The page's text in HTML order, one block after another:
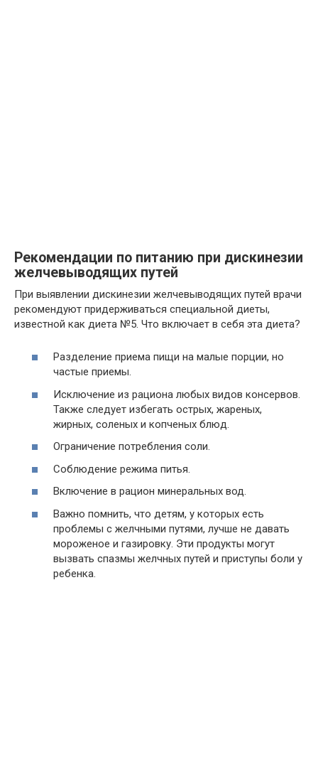
Рекомендации по питанию при дискинезии
желчевыводящих путей
При выявлении дискинезии желчевыводящих путей врачи
рекомендуют придерживаться специальной диеты,
известной как диета №5. Что включает в себя эта диета?
Разделение приема пищи на малые порции, но
частые приемы.
Исключение из рациона любых видов консервов.
Также следует избегать острых, жареных,
жирных, соленых и копченых блюд.
Ограничение потребления соли.
Соблюдение режима питья.
Включение в рацион минеральных вод.
Важно помнить, что детям, у которых есть
проблемы с желчными путями, лучше не давать
мороженое и газировку. Эти продукты могут
вызвать спазмы желчных путей и приступы боли у
ребенка.